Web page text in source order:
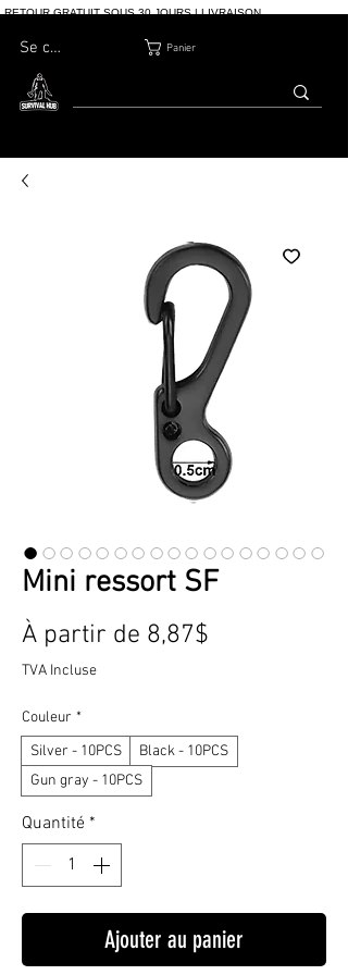
RETOUR GRATUIT SOUS 30 JOURS | LIVRAISON
Panier
Se connecter
Mini ressort SF
À partir de 8,87$
TVA Incluse
Couleur *
Silver - 10PCS
Black - 10PCS
Gun gray - 10PCS
Quantité *
Ajouter au panier